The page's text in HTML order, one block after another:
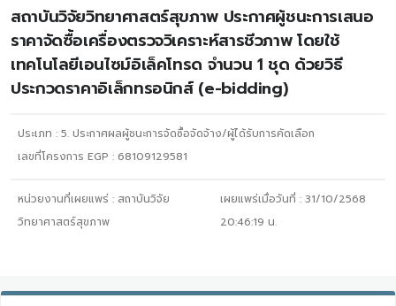
สถาบันวิจัยวิทยาศาสตร์สุขภาพ ประกาศผู้ชนะการเสนอ
ราคาจัดซื้อเครื่องตรวจวิเคราะห์สารชีวภาพ โดยใช้
เทคโนโลยีเอนไซม์อิเล็คโทรด จำนวน 1 ชุด ด้วยวิธี
ประกวดราคาอิเล็กทรอนิกส์ (e-bidding)
ประเภท : 5. ประกาศผลผู้ชนะการจัดซื้อจัดจ้าง/ผู้ได้รับการคัดเลือก
เลขที่โครงการ EGP : 68109129581
หน่วยงานที่เผยแพร่ : สถาบันวิจัย
วิทยาศาสตร์สุขภาพ
เผยแพร่เมื่อวันที่ : 31/10/2568
20:46:19 น.